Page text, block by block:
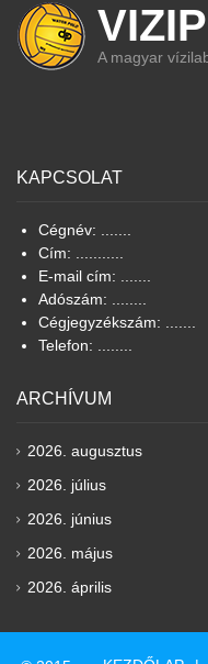
A magyar
KAPCSOLAT
Cégnév: .......
Cím: ...........
E-mail cím: .......
Adószám: ........
Cégjegyzékszám: .......
Telefon: ........
ARCHÍVUM
2026. augusztus
2026. július
2026. június
2026. május
2026. április